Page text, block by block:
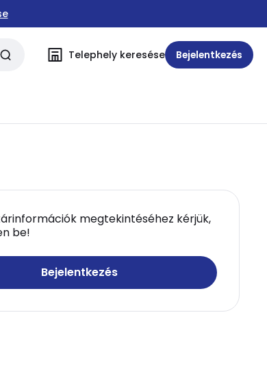
Telephely keresése Bejelentkezés
megtekintéséhez kérjük,
be!
Bejelentkezés